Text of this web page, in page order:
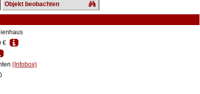
Objekt beobachten
€
(Infobox)